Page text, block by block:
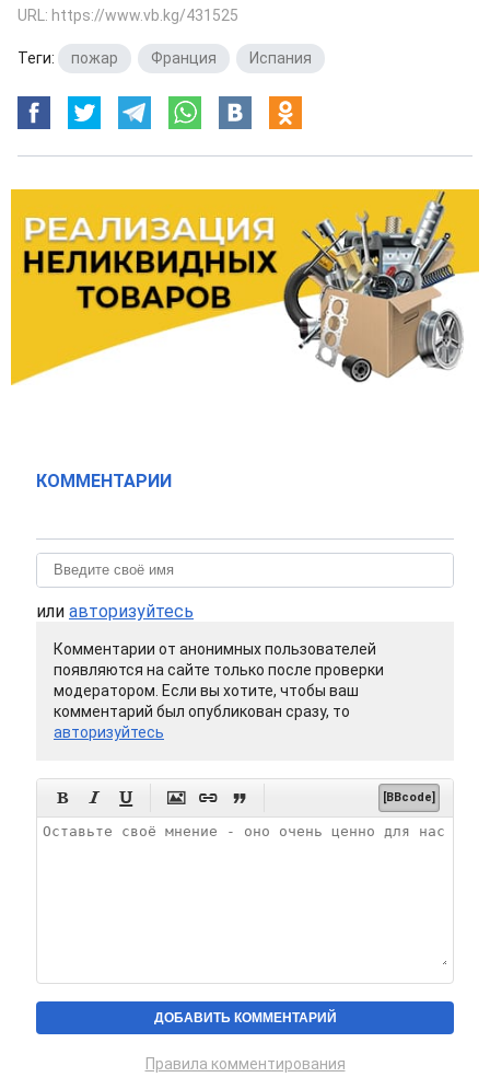
URL: https://www.vb.kg/431525
Теги: пожар Франция Испания
КОММЕНТАРИИ
или авторизуйтесь
Комментарии от анонимных пользователей
появляются на сайте только после проверки
модератором. Если вы хотите, чтобы ваш
комментарий был опубликован сразу, то
авторизуйтесь
      [BBcode]
Правила комментирования